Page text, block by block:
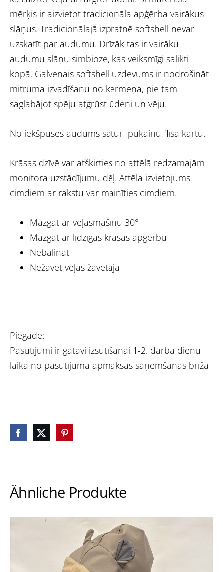
mērķis ir aizvietot tradicionāla apģērba vairākus
slāņus. Tradicionālajā izpratnē softshell nevar
uzskatīt par audumu. Drīzāk tas ir vairāku
audumu slāņu simbioze, kas veiksmīgi salikti
kopā. Galvenais softshell uzdevums ir nodrošināt
mitruma izvadīšanu no ķermeņa, pie tam
saglabājot spēju atgrūst ūdeni un vēju.
No iekšpuses audums satur pūkainu flīsa kārtu.
Krāsas dzīvē var atšķirties no attēlā redzamajām
monitora uzstādījumu dēļ. Attēla izvietojums
cimdiem ar rakstu var mainīties cimdiem.
Mazgāt ar veļasmašīnu 30°
Mazgāt ar līdzīgas krāsas apģērbu
Nebalināt
Nežāvēt veļas žāvētajā
Piegāde:
Pasūtījumi ir gatavi izsūtīšanai 1-2. darba dienu
laikā no pasūtījuma apmaksas saņemšanas brīža
Ähnliche Produkte